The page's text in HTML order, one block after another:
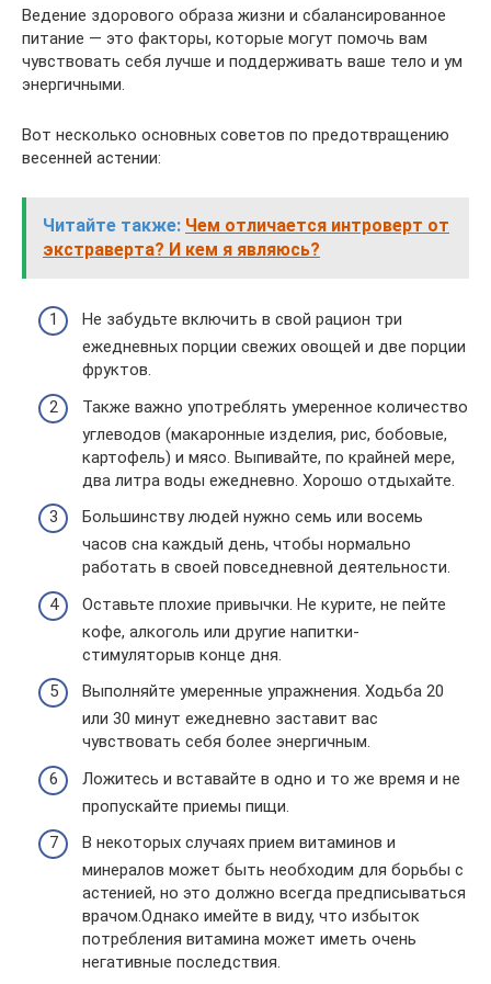
Ведение здорового образа жизни и сбалансированное
питание — это факторы, которые могут помочь вам
чувствовать себя лучше и поддерживать ваше тело и ум
энергичными.
Вот несколько основных советов по предотвращению
весенней астении:
Читайте также: Чем отличается интроверт от
экстраверта? И кем я являюсь?
Не забудьте включить в свой рацион три
ежедневных порции свежих овощей и две порции
фруктов.
Также важно употреблять умеренное количество
углеводов (макаронные изделия, рис, бобовые,
картофель) и мясо. Выпивайте, по крайней мере,
два литра воды ежедневно. Хорошо отдыхайте.
Большинству людей нужно семь или восемь
часов сна каждый день, чтобы нормально
работать в своей повседневной деятельности.
Оставьте плохие привычки. Не курите, не пейте
кофе, алкоголь или другие напитки-
стимуляторыв конце дня.
Выполняйте умеренные упражнения. Ходьба 20
или 30 минут ежедневно заставит вас
чувствовать себя более энергичным.
Ложитесь и вставайте в одно и то же время и не
пропускайте приемы пищи.
В некоторых случаях прием витаминов и
минералов может быть необходим для борьбы с
астенией, но это должно всегда предписываться
врачом.Однако имейте в виду, что избыток
потребления витамина может иметь очень
негативные последствия.